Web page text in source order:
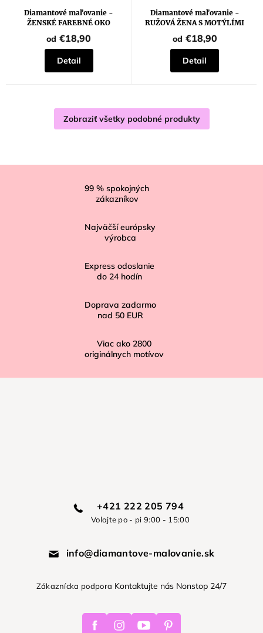
Diamantové maľovanie -
ŽENSKÉ FAREBNÉ OKO
od €18,90
Detail
Diamantové maľovanie -
RUŽOVÁ ŽENA S MOTÝLÍMI
KRÍDLAMI
od €18,90
Detail
Zobraziť všetky podobné produkty
99 % spokojných
zákazníkov
Najväčší európsky
výrobca
Express odoslanie
do 24 hodín
Doprava zadarmo
nad 50 EUR
Viac ako 2800
originálnych motívov
+421 222 205 794
Volajte po - pi 9:00 - 15:00
info@diamantove-malovanie.sk
Zákaznícka podpora Kontaktujte nás Nonstop 24/7
FacebookInstagramYoutube Pinterest